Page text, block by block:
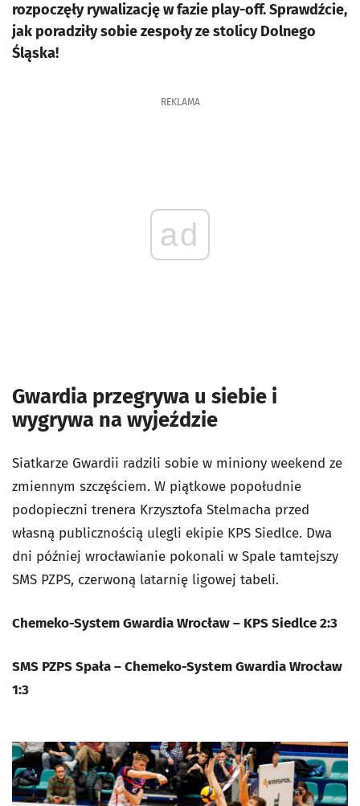
rozpoczęły rywalizację w fazie play-off. Sprawdźcie,
jak poradziły sobie zespoły ze stolicy Dolnego
Śląska!
REKLAMA
ad
Gwardia przegrywa u siebie i
wygrywa na wyjeździe
Siatkarze Gwardii radzili sobie w miniony weekend ze
zmiennym szczęściem. W piątkowe popołudnie
podopieczni trenera Krzysztofa Stelmacha przed
własną publicznością ulegli ekipie KPS Siedlce. Dwa
dni później wrocławianie pokonali w Spale tamtejszy
SMS PZPS, czerwoną latarnię ligowej tabeli.
Chemeko-System Gwardia Wrocław – KPS Siedlce 2:3
SMS PZPS Spała – Chemeko-System Gwardia Wrocław
1:3